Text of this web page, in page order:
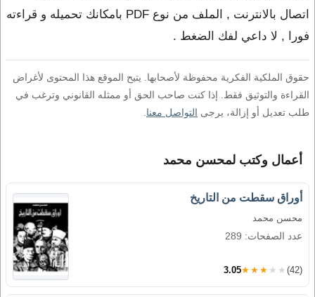
اتصال بالانترنت , الملف من نوع PDF بامكانك تحميله و قراءته
فورا , لا داعي لفك الضغط .
حقوق الملكية الفكرية محفوظة لأصحابها. يتيح الموقع هذا المحتوى لأغراض
القراءة والتوثيق فقط. إذا كنت صاحب الحق أو ممثله القانوني وترغب في
طلب تعديل أو إزالة، يرجى التواصل معنا
أعمال وكتب لمحسن محمد
أوراق سقطت من التاريخ
محسن محمد
عدد الصفحات: 289
3.05★★★★★ (42)